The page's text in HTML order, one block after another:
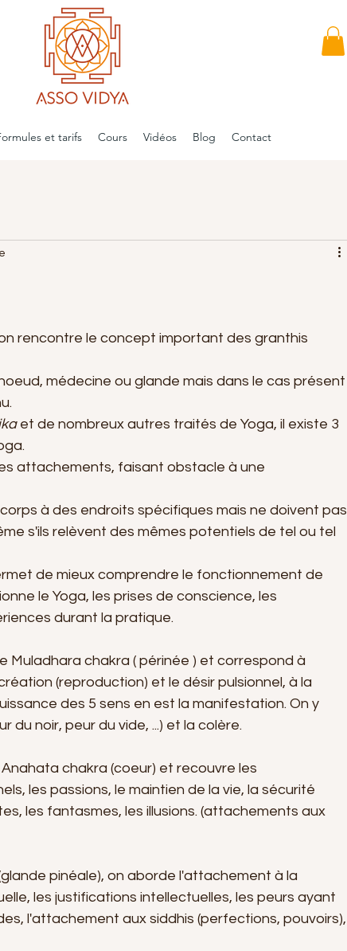
et tarifs Cours Vidéos Blog Contact
rencontre le concept important des granthis
médecine ou glande mais dans le cas présent
et de nombreux autres traités de Yoga, il existe 3
attachements, faisant obstacle à une
à des endroits spécifiques mais ne doivent pas
s'ils relèvent des mêmes potentiels de tel ou tel
de mieux comprendre le fonctionnement de
le Yoga, les prises de conscience, les
durant la pratique.
Muladhara chakra ( périnée ) et correspond à
(reproduction) et le désir pulsionnel, à la
des 5 sens en est la manifestation. On y
du noir, peur du vide, ...) et la colère.
chakra (coeur) et recouvre les
les passions, le maintien de la vie, la sécurité
les fantasmes, les illusions. (attachements aux
pinéale), on aborde l'attachement à la
les justifications intellectuelles, les peurs ayant
l'attachement aux siddhis (perfections, pouvoirs),